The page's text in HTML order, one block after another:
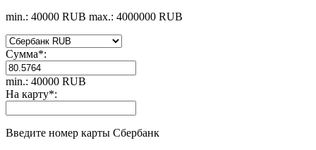
min.: 40000 RUB max.: 4000000 RUB
Сумма*:
min.: 40000 RUB
На карту*:
Введите номер карты Сбербанк